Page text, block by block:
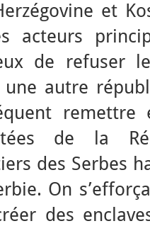
et
acteurs
de refuser
une autre
remettre
de la
des Serbes
On
des